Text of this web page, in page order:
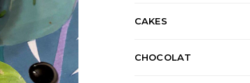
CAKES
CHOCOLAT